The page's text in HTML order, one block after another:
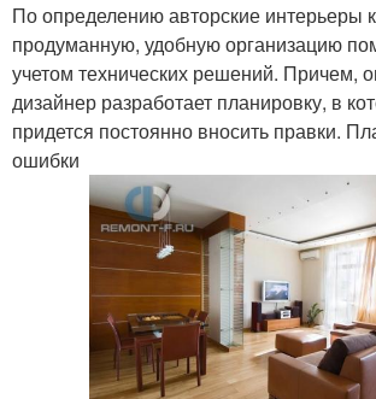
По определению авторские интерьеры
продуманную, удобную организацию
учетом технических решений. Причем,
дизайнер разработает планировку, в
придется постоянно вносить правки.
ошибки